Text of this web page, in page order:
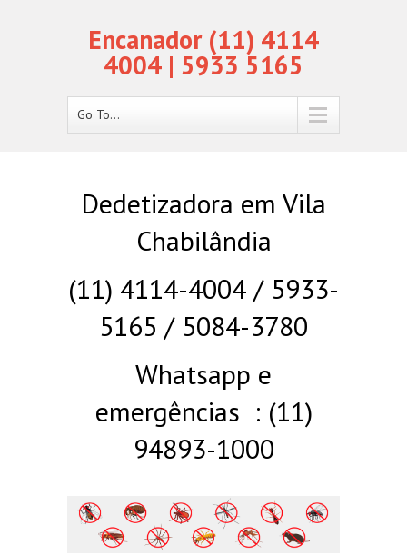
Encanador (11) 4114
4004 | 5933 5165
Go To...
Dedetizadora em Vila
Chabilândia
(11) 4114-4004 / 5933-
5165 / 5084-3780
Whatsapp e
emergências : (11)
94893-1000